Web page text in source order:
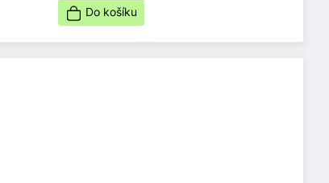
Do košíku